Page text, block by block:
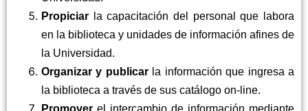
Propiciar la capacitación del personal que labora
en la biblioteca y unidades de información afines de
la Universidad.
Organizar y publicarla información que ingresa a
la biblioteca a través de sus catálogo on-line.